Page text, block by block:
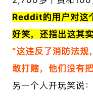
Reddit的用户对这
好笑，还指出这其
“这违反了消防法
敢打赌，他们没有
另一个人开玩笑说：